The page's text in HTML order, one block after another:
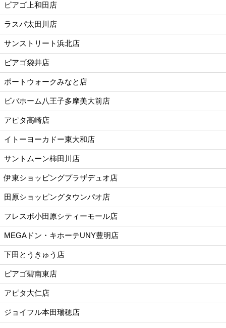
ピアゴ上和田店
ラスパ太田川店
サンストリート浜北店
ピアゴ袋井店
ポートウォークみなと店
ビバホーム八王子多摩美大前店
アピタ高崎店
イトーヨーカドー東大和店
サントムーン柿田川店
伊東ショッピングプラザデュオ店
田原ショッピングタウンパオ店
フレスポ小田原シティーモール店
MEGAドン・キホーテUNY豊明店
下田とうきゅう店
ピアゴ碧南東店
アピタ大仁店
ジョイフル本田瑞穂店